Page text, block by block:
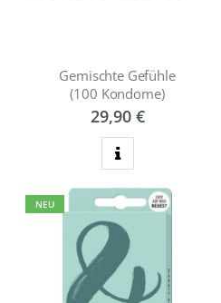
Gemischte Gefühle
(100 Kondome)
29,90 €
NEU